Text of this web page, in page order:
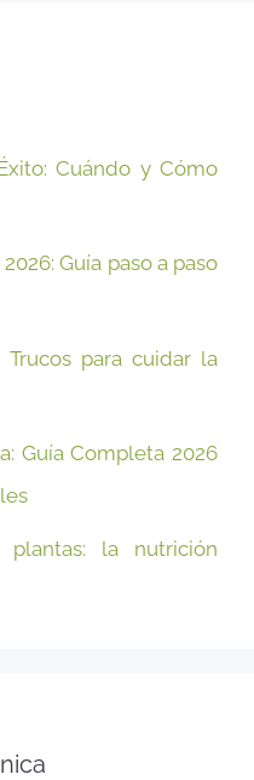
Cuándo y Cómo
Guía paso a paso
Trucos para cuidar la
Guía Completa 2026
la nutrición